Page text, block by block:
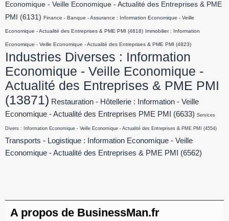
Economique - Veille Economique - Actualité des Entreprises & PME
PMI
(6131) Finance - Banque - Assurance : Information Economique - Veille
Economique - Actualité des Entreprises & PME PMI (4818) Immobilier : Information
Economique - Veille Economique - Actualité des Entreprises & PME PMI (4823)
Industries Diverses : Information
Economique - Veille Economique -
Actualité des Entreprises & PME PMI
(13871) Restauration - Hôtellerie : Information - Veille
Economique - Actualité des Entreprises PME PMI
(6633) Services
Divers : Information Economique - Veille Economique - Actualité des Entreprises & PME PMI (4554)
Transports - Logistique : Information Economique - Veille
Economique - Actualité des Entreprises & PME PMI
(6562)
A propos de BusinessMan.fr